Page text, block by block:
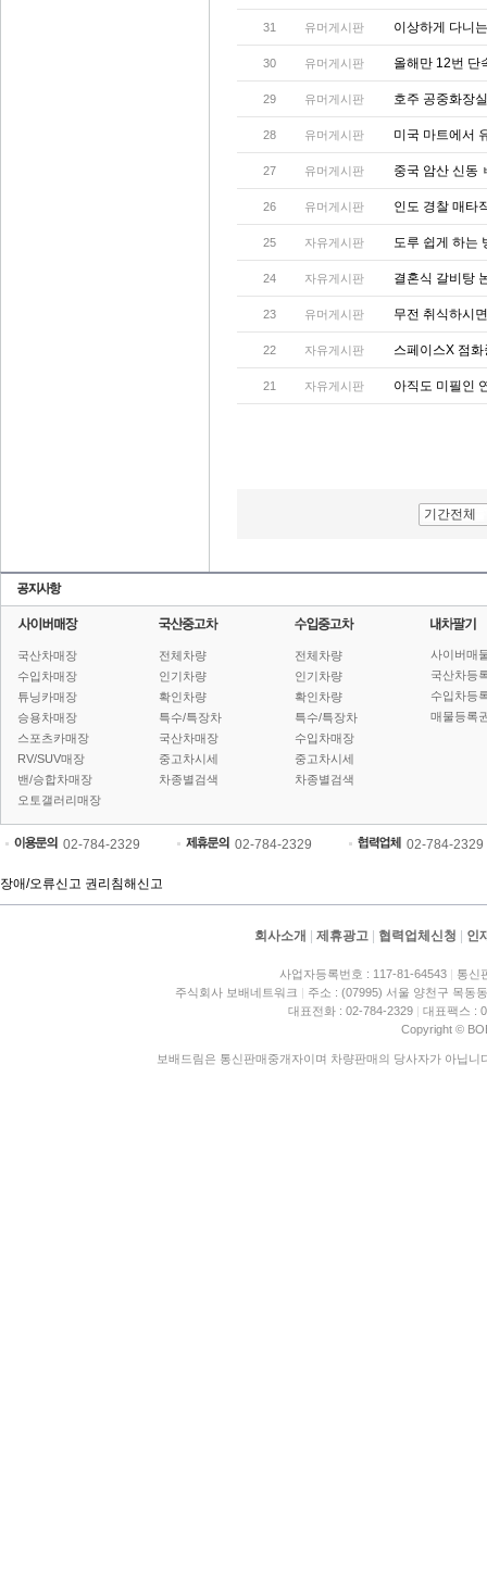
31 유머게시판 이상하게 다니
30 유머게시판 올해만 12번 단
29 유머게시판 호주 공중화장
28 유머게시판 미국 마트에서
27 유머게시판 중국 암산 신동
26 유머게시판 인도 경찰 매타
25 자유게시판 도루 쉽게 하는
24 자유게시판 결혼식 갈비탕
23 유머게시판 무전 취식하시
22 자유게시판 스페이스X 점
21 자유게시판 아직도 미필인
기간전체
국산차매장
수입차매장
튜닝카매장
승용차매장
스포츠카매장
RV/SUV매장
밴/승합차매장
오토갤러리매장
전체차량
인기차량
확인차량
특수/특장차
국산차매장
중고차시세
차종별검색
전체차량
인기차량
확인차량
특수/특장차
수입차매장
중고차시세
차종별검색
사이버매
국산차등
수입차등
매물등록
02-784-2329 02-784-2329 02-784-2329
장애/오류신고 권리침해신고
회사소개 제휴광고 협력업체신청 인
사업자등록번호 : 117-81-64543 | 통신
주식회사 보배네트워크 | 주소 : (07995) 서울 양천구 목동
대표전화 : 02-784-2329 | 대표팩스 :
Copyright ©
보배드림은 통신판매중개자이며 차량판매의 당사자가 아닙